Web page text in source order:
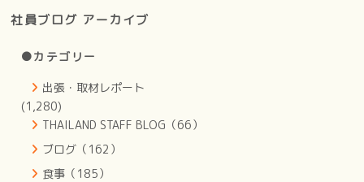
社員ブログ アーカイブ
●カテゴリー
出張・取材レポート
(1,280)
THAILAND STAFF BLOG（66）
ブログ（162）
食事（185）